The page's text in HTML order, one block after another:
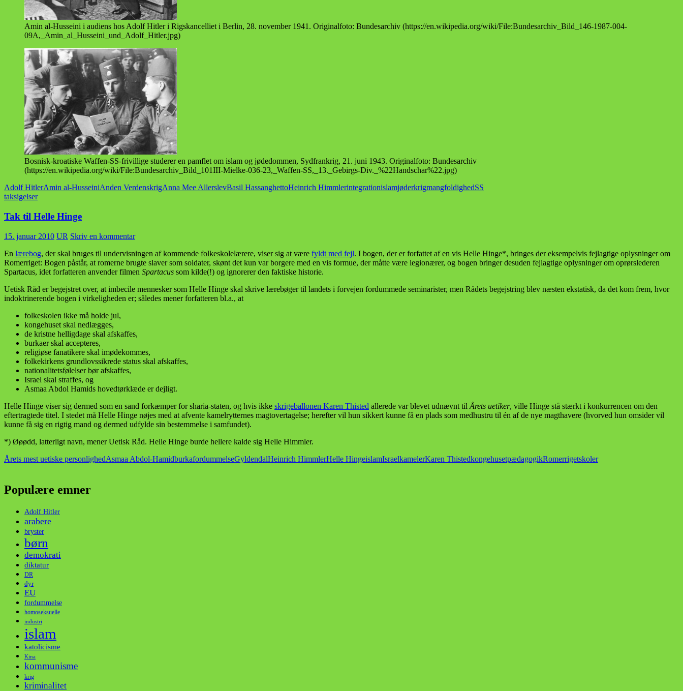
Amin al-Husseini i audiens hos Adolf Hitler i Rigskancelliet i Berlin, 28. november 1941. Originalfoto: Bundesarchiv (https://en.wikipedia.org/wiki/File:Bundesarchiv_Bild_146-1987-004-
09A,_Amin_al_Husseini_und_Adolf_Hitler.jpg)
Bosnisk-kroatiske Waffen-SS-frivillige studerer en pamflet om islam og jødedommen, Sydfrankrig, 21. juni 1943. Originalfoto: Bundesarchiv
(https://en.wikipedia.org/wiki/File:Bundesarchiv_Bild_101III-Mielke-036-23,_Waffen-SS,_13._Gebirgs-Div._%22Handschar%22.jpg)
Adolf HitlerAmin al-HusseiniAnden VerdenskrigAnna Mee AllerslevBasil HassanghettoHeinrich HimmlerintegrationislamjøderkrigmangfoldighedSS
taksigelser
Tak til Helle Hinge
15. januar 2010 UR Skriv en kommentar
En lærebog, der skal bruges til undervisningen af kommende folkeskolelærere, viser sig at være fyldt med fejl. I bogen, der er forfattet af en vis Helle Hinge*, bringes der eksempelvis fejlagtige oplysninger om
Romerriget: Bogen påstår, at romerne brugte slaver som soldater, skønt det kun var borgere med en vis formue, der måtte være legionærer, og bogen bringer desuden fejlagtige oplysninger om oprørslederen
Spartacus, idet forfatteren anvender filmen Spartacus som kilde(!) og ignorerer den faktiske historie.
Uetisk Råd er begejstret over, at imbecile mennesker som Helle Hinge skal skrive lærebøger til landets i forvejen fordummede seminarister, men Rådets begejstring blev næsten ekstatisk, da det kom frem, hvor
indoktrinerende bogen i virkeligheden er; således mener forfatteren bl.a., at
folkeskolen ikke må holde jul,
kongehuset skal nedlægges,
de kristne helligdage skal afskaffes,
burkaer skal accepteres,
religiøse fanatikere skal imødekommes,
folkekirkens grundlovssikrede status skal afskaffes,
nationalitetsfølelser bør afskaffes,
Israel skal straffes, og
Asmaa Abdol Hamids hovedtørklæde er dejligt.
Helle Hinge viser sig dermed som en sand forkæmper for sharia-staten, og hvis ikke skrigeballonen Karen Thisted allerede var blevet udnævnt til Årets uetiker, ville Hinge stå stærkt i konkurrencen om den
eftertragtede titel. I stedet må Helle Hinge nøjes med at afvente kamelrytternes magtovertagelse; herefter vil hun sikkert kunne få en plads som medhustru til én af de nye magthavere (hvorved hun omsider vil
kunne få sig en rigtig mand og dermed udfylde sin bestemmelse i samfundet).
*) Øøødd, latterligt navn, mener Uetisk Råd. Helle Hinge burde hellere kalde sig Helle Himmler.
Årets mest uetiske personlighedAsmaa Abdol-HamidburkafordummelseGyldendalHeinrich HimmlerHelle HingeislamIsraelkamelerKaren ThistedkongehusetpædagogikRomerrigetskoler
Populære emner
Adolf Hitler
arabere
bryster
børn
demokrati
diktatur
DR
dyr
EU
fordummelse
homoseksuelle
industri
islam
katolicisme
Kina
kommunisme
krig
kriminalitet